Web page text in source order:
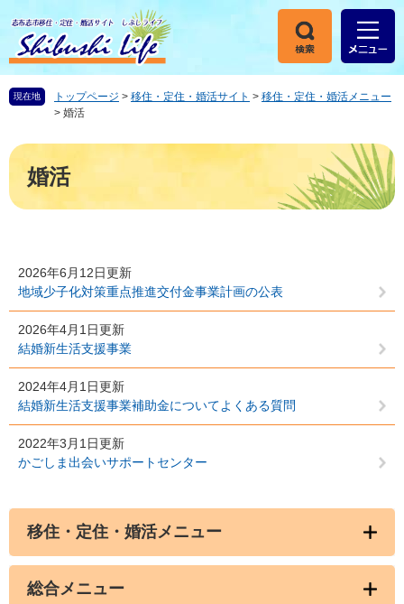
ー
の
先
頭
。
ニ
ー
を
飛
て
文
現在地 トップページ > 移住・定住・婚活サイト > 移住・定住・婚活メニュー
> 婚活
本
婚活
2026年6月12日更新
地域少子化対策重点推進交付金事業計画の公表
2026年4月1日更新
結婚新生活支援事業
2024年4月1日更新
結婚新生活支援事業補助金についてよくある質問
2022年3月1日更新
かごしま出会いサポートセンター
移住・定住・婚活メニュー
総合メニュー